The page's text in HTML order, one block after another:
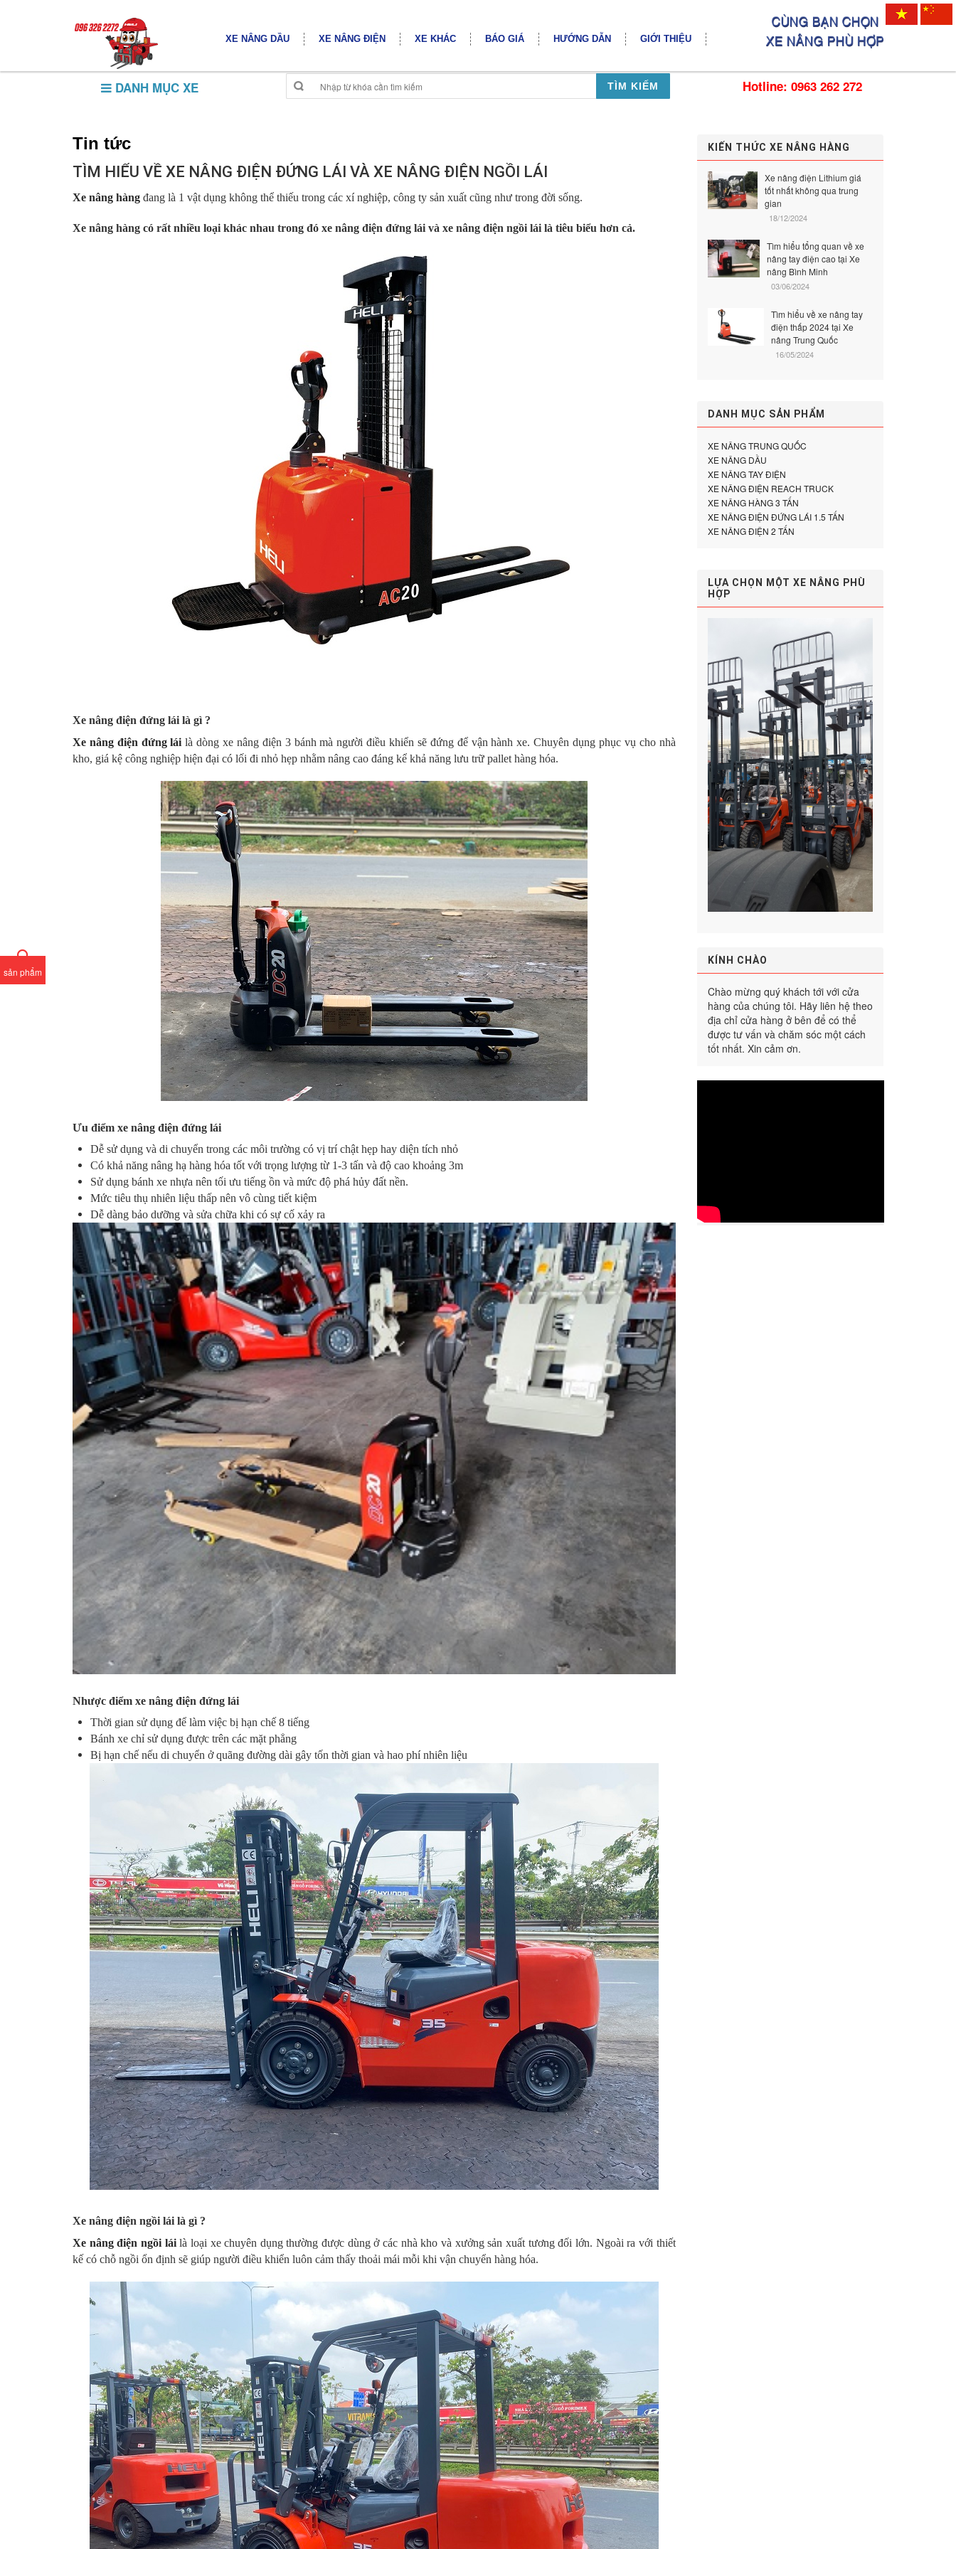
XE NÂNG DẦU XE NÂNG ĐIỆN XE KHÁC BÁO GIÁ HƯỚNG DẪN GIỚI THIỆU
DANH MỤC XE TÌM KIẾM Hotline: 0963 262 272
sản phẩm
Tin tức
TÌM HIỂU VỀ XE NÂNG ĐIỆN ĐỨNG LÁI VÀ XE NÂNG ĐIỆN NGỒI LÁI
Xe nâng hàng đang là 1 vật dụng không thể thiếu trong các xí nghiệp, công ty sản xuất cũng như trong đời sống.
Xe nâng hàng có rất nhiều loại khác nhau trong đó xe nâng điện đứng lái và xe nâng điện ngồi lái là tiêu biểu hơn cả.
Xe nâng điện đứng lái là gì ?
Xe nâng điện đứng lái là dòng xe nâng điện 3 bánh mà người điều khiển sẽ đứng để vận hành xe. Chuyên dụng phục vụ cho nhà
kho, giá kệ công nghiệp hiện đại có lối đi nhỏ hẹp nhằm nâng cao đáng kể khả năng lưu trữ pallet hàng hóa.
Ưu điểm xe nâng điện đứng lái
Dễ sử dụng và di chuyển trong các môi trường có vị trí chật hẹp hay diện tích nhỏ
Có khả năng nâng hạ hàng hóa tốt với trọng lượng từ 1-3 tấn và độ cao khoảng 3m
Sử dụng bánh xe nhựa nên tối ưu tiếng ồn và mức độ phá hủy đất nền.
Mức tiêu thụ nhiên liệu thấp nên vô cùng tiết kiệm
Dễ dàng bảo dưỡng và sửa chữa khi có sự cố xảy ra
Nhược điểm xe nâng điện đứng lái
Thời gian sử dụng để làm việc bị hạn chế 8 tiếng
Bánh xe chỉ sử dụng được trên các mặt phẳng
Bị hạn chế nếu di chuyển ở quãng đường dài gây tốn thời gian và hao phí nhiên liệu
Xe nâng điện ngồi lái là gì ?
Xe nâng điện ngồi láilà loại xe chuyên dụng thường được dùng ở các nhà kho và xưởng sản xuất tương đối lớn. Ngoài ra với thiết
kế có chỗ ngồi ổn định sẽ giúp người điều khiển luôn cảm thấy thoải mái mỗi khi vận chuyển hàng hóa.
KIẾN THỨC XE NÂNG HÀNG
Xe nâng điện Lithium giá
tốt nhất không qua trung
gian
18/12/2024
Tìm hiểu tổng quan về xe
nâng tay điện cao tại Xe
nâng Bình Minh
03/06/2024
Tìm hiểu về xe nâng tay
điện thấp 2024 tại Xe
nâng Trung Quốc
16/05/2024
DANH MỤC SẢN PHẨM
XE NÂNG TRUNG QUỐC
XE NÂNG DẦU
XE NÂNG TAY ĐIỆN
XE NÂNG ĐIỆN REACH TRUCK
XE NÂNG HÀNG 3 TẤN
XE NÂNG ĐIỆN ĐỨNG LÁI 1.5 TẤN
XE NÂNG ĐIỆN 2 TẤN
LỰA CHỌN MỘT XE NÂNG PHÙ
HỢP
KÍNH CHÀO
Chào mừng quý khách tới với cửa
hàng của chúng tôi. Hãy liên hệ theo
địa chỉ cửa hàng ở bên để có thể
được tư vấn và chăm sóc một cách
tốt nhất. Xin cảm ơn.